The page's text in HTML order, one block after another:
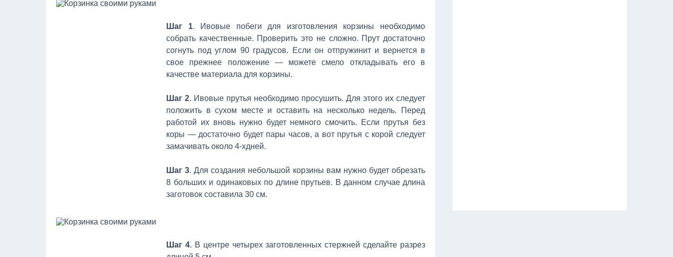
Шаг 1. Ивовые побеги для изготовления корзины необходимо
собрать качественные. Проверить это не сложно. Прут достаточно
согнуть под углом 90 градусов. Если он отпружинит и вернется в
свое прежнее положение — можете смело откладывать его в
качестве материала для корзины.
Шаг 2. Ивовые прутья необходимо просушить. Для этого их следует
положить в сухом месте и оставить на несколько недель. Перед
работой их вновь нужно будет немного смочить. Если прутья без
коры — достаточно будет пары часов, а вот прутья с корой следует
замачивать около 4-хдней.
Шаг 3. Для создания небольшой корзины вам нужно будет обрезать
8 больших и одинаковых по длине прутьев. В данном случае длина
заготовок составила 30 см.
Шаг 4. В центре четырех заготовленных стержней сделайте разрез